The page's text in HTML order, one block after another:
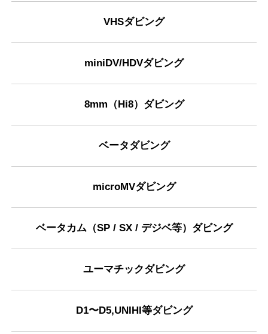
VHSダビング
miniDV/HDVダビング
8mm（Hi8）ダビング
ベータダビング
microMVダビング
ベータカム（SP / SX / デジベ等）ダビング
ユーマチックダビング
D1〜D5,UNIHI等ダビング